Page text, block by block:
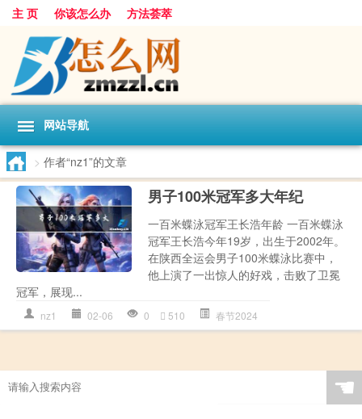
主 页 你该怎么办 方法荟萃
网站导航
> 作者“nz1”的文章
男子100米冠军多大年纪
一百米蝶泳冠军王长浩年龄 一百米蝶泳
冠军王长浩今年19岁，出生于2002年。
在陕西全运会男子100米蝶泳比赛中，
他上演了一出惊人的好戏，击败了卫冕
冠军，展现...
nz1 02-06 0 510 春节2024
☚